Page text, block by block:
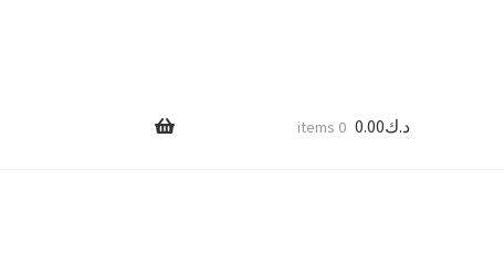
د.ك0.00
0 items